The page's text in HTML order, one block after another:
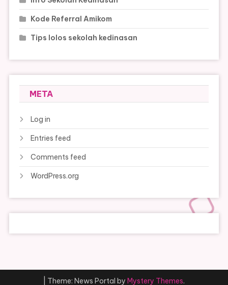
Kode Referral Amikom
Tips lolos sekolah kedinasan
META
Log in
Entries feed
Comments feed
WordPress.org
Theme: News Portal by Mystery Themes.